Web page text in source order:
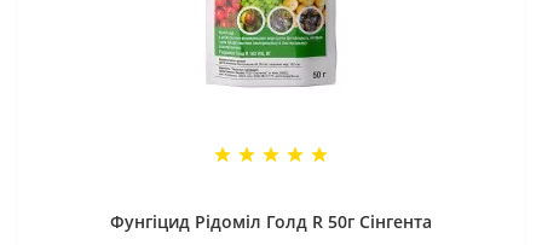
Фунгіцид Рідоміл Голд R 50г Сінгента